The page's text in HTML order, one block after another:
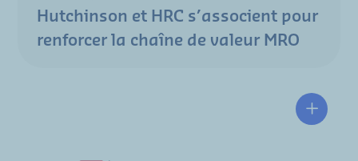
Hutchinson et HRC s’associent pour
renforcer la chaîne de valeur MRO